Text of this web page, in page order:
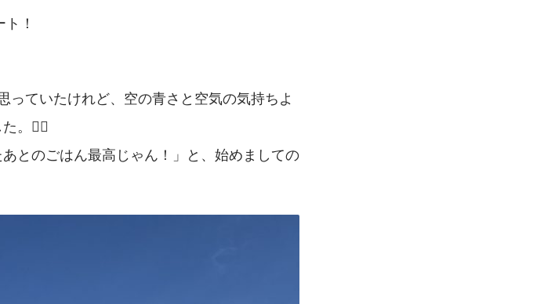
！
ていたけれど、空の青さと空気の気持ちよ
。🏃‍♂️
とのごはん最高じゃん！」と、始めましての